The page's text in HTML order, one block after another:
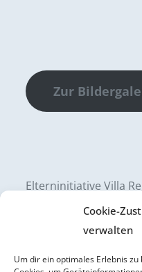
Cookie-
verwalten
Um dir ein optimales Erlebnis
Zur
Elterninitiative Villa
Krebsaueler Straße 63
53797 Lohmar-
Impressum